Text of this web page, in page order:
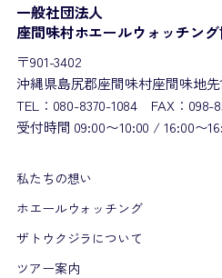
一般社団法人
座間味村ホエールウォッチン
〒901-3402
沖縄県島尻郡座間味村座間味地先1
TEL：080-8370-1084 FAX：098-
受付時間 09:00〜10:00 / 16:00〜
私たちの想い
ホエールウォッチング
ザトウクジラについて
ツアー案内